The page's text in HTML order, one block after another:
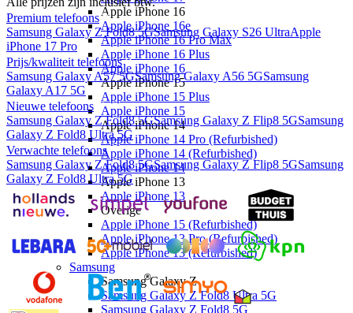
Apple iPhone 16
Apple iPhone 16e
Apple iPhone 16 Pro Max
Apple iPhone 16 Plus
Apple iPhone 16
Apple iPhone 15
Apple iPhone 15 Plus
Apple iPhone 15
Apple iPhone 14
Apple iPhone 14 Pro (Refurbished)
Apple iPhone 14 (Refurbished)
Apple iPhone 14
Apple iPhone 13
Apple iPhone 13
Overige
Apple iPhone 15 (Refurbished)
Apple iPhone 13 Pro (Refurbished)
Apple iPhone 13 (Refurbished)
Samsung
Samsung Galaxy Z
Samsung Galaxy Z Fold8 Ultra 5G
Samsung Galaxy Z Fold8 5G
Premium telefoons
Samsung Galaxy Z Fold8 5GSamsung Galaxy S26 UltraApple
iPhone 17 Pro
Prijs/kwaliteit telefoons
Samsung Galaxy A57 5GSamsung Galaxy A56 5GSamsung
Galaxy A17 5G
Nieuwe telefoons
Samsung Galaxy Z Fold8 5GSamsung Galaxy Z Flip8 5GSamsung
Galaxy Z Fold8 Ultra 5G
Verwachte telefoons
Samsung Galaxy Z Fold8 5GSamsung Galaxy Z Flip8 5GSamsung
Galaxy Z Fold8 Ultra 5G